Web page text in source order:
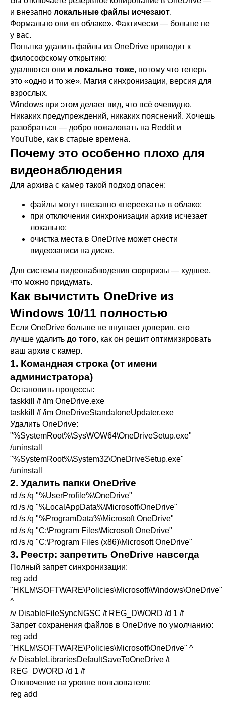
и внезапно локальные файлы исчезают.
Формально они «в облаке». Фактически — больше не
у вас.
Попытка удалить файлы из OneDrive приводит к
философскому открытию:
удаляются они и локально тоже, потому что теперь
это «одно и то же». Магия синхронизации, версия для
взрослых.
Windows при этом делает вид, что всё очевидно.
Никаких предупреждений, никаких пояснений. Хочешь
разобраться — добро пожаловать на Reddit и
YouTube, как в старые времена.
Почему это особенно плохо для
видеонаблюдения
Для архива с камер такой подход опасен:
файлы могут внезапно «переехать» в облако;
при отключении синхронизации архив исчезает
локально;
очистка места в OneDrive может снести
видеозаписи на диске.
Для системы видеонаблюдения сюрпризы — худшее,
что можно придумать.
Как вычистить OneDrive из
Windows 10/11 полностью
Если OneDrive больше не внушает доверия, его
лучше удалить до того, как он решит оптимизировать
ваш архив с камер.
1. Командная строка (от имени
администратора)
Остановить процессы:
taskkill /f /im OneDrive.exe
taskkill /f /im OneDriveStandaloneUpdater.exe
Удалить OneDrive:
"%SystemRoot%\SysWOW64\OneDriveSetup.exe"
/uninstall
"%SystemRoot%\System32\OneDriveSetup.exe"
/uninstall
2. Удалить папки OneDrive
rd /s /q "%UserProfile%\OneDrive"
rd /s /q "%LocalAppData%\Microsoft\OneDrive"
rd /s /q "%ProgramData%\Microsoft OneDrive"
rd /s /q "C:\Program Files\Microsoft OneDrive"
rd /s /q "C:\Program Files (x86)\Microsoft OneDrive"
3. Реестр: запретить OneDrive навсегда
Полный запрет синхронизации:
reg add
"HKLM\SOFTWARE\Policies\Microsoft\Windows\OneDrive"
^
/v DisableFileSyncNGSC /t REG_DWORD /d 1 /f
Запрет сохранения файлов в OneDrive по умолчанию:
reg add
"HKLM\SOFTWARE\Policies\Microsoft\OneDrive" ^
/v DisableLibrariesDefaultSaveToOneDrive /t
REG_DWORD /d 1 /f
Отключение на уровне пользователя:
reg add